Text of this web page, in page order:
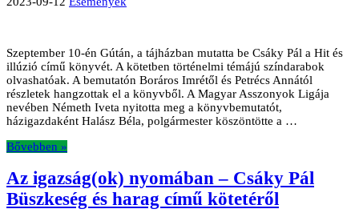
Szeptember 10-én Gútán, a tájházban mutatta be Csáky Pál a Hit és
illúzió című könyvét. A kötetben történelmi témájú színdarabok
olvashatóak. A bemutatón Boráros Imrétől és Petrécs Annától
részletek hangzottak el a könyvből. A Magyar Asszonyok Ligája
nevében Németh Iveta nyitotta meg a könyvbemutatót,
házigazdaként Halász Béla, polgármester köszöntötte a …
Bővebben »
Az igazság(ok) nyomában – Csáky Pál
Büszkeség és harag című kötetéről